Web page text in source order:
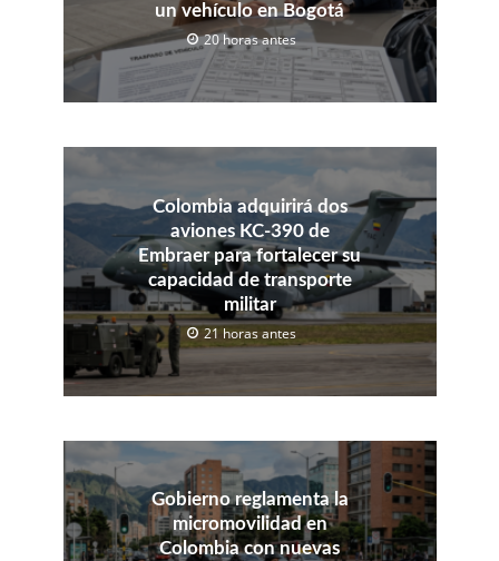
un vehículo en Bogotá
20 horas antes
Colombia adquirirá dos
aviones KC-390 de
Embraer para fortalecer su
capacidad de transporte
militar
21 horas antes
Gobierno reglamenta la
micromovilidad en
Colombia con nuevas